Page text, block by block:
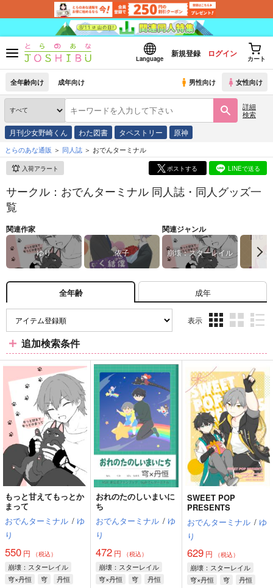
Language
新規登録 ログイン
カート
全年齢向け 成年向け 男性向け 女性向け
詳細
検索
月刊少女野崎くん わた図書 タペストリー 原神
とらのあな通販 同人誌 おでんターミナル
入荷アラート ポストする LINEで送る
サークル：おでんターミナル 同人誌・同人グッズ一
覧
関連作家
ゆり 依子
関連ジャンル
崩壊：スターレイル
全年齢 成年
表示
ム
表
示
ム
表
示
ム
表
示
追加検索条件
もっと甘えてもっとか
まって
おでんターミナル / ゆ
り
550 円 （税込）
崩壊：スターレイル
穹×丹恒
穹
丹恒
おれのたのしいまいに
ち
おでんターミナル / ゆ
り
472 円 （税込）
崩壊：スターレイル
穹×丹恒
穹
丹恒
SWEET POP
PRESENTS
おでんターミナル / ゆ
り
629円 （税込）
崩壊：スターレイル
穹×丹恒
穹
丹恒